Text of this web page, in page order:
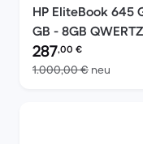
HP EliteBook 645
GB - 8GB
Preis des erneuerten
287,00 €
1.000,00 € neu